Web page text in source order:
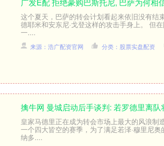
这个夏天，巴萨的转会计划看起来依旧没有结
德耶米和安东尼·戈登这样的攻击手身上。 但
一....
来源：浩广配资官网 分类：股票实盘配资
擒牛网 曼城启动后手谈判: 若罗德里离
皇家马德里正在成为转会市场上最大的风浪制
一个四大皆空的赛季，为了满足若泽·穆里尼
纳多....
1122.46 -0.41 -0.04% 创业板